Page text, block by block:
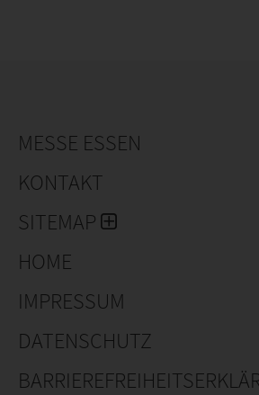
MESSE ESSEN
KONTAKT
SITEMAP
HOME
IMPRESSUM
DATENSCHUTZ